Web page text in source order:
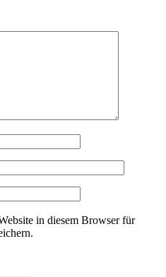
in diesem Browser für